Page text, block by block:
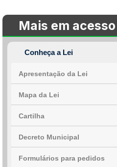
Mais em
Conheça a Lei
Apresentação da Lei
Mapa da Lei
Cartilha
Decreto Municipal
Formulários para pedidos